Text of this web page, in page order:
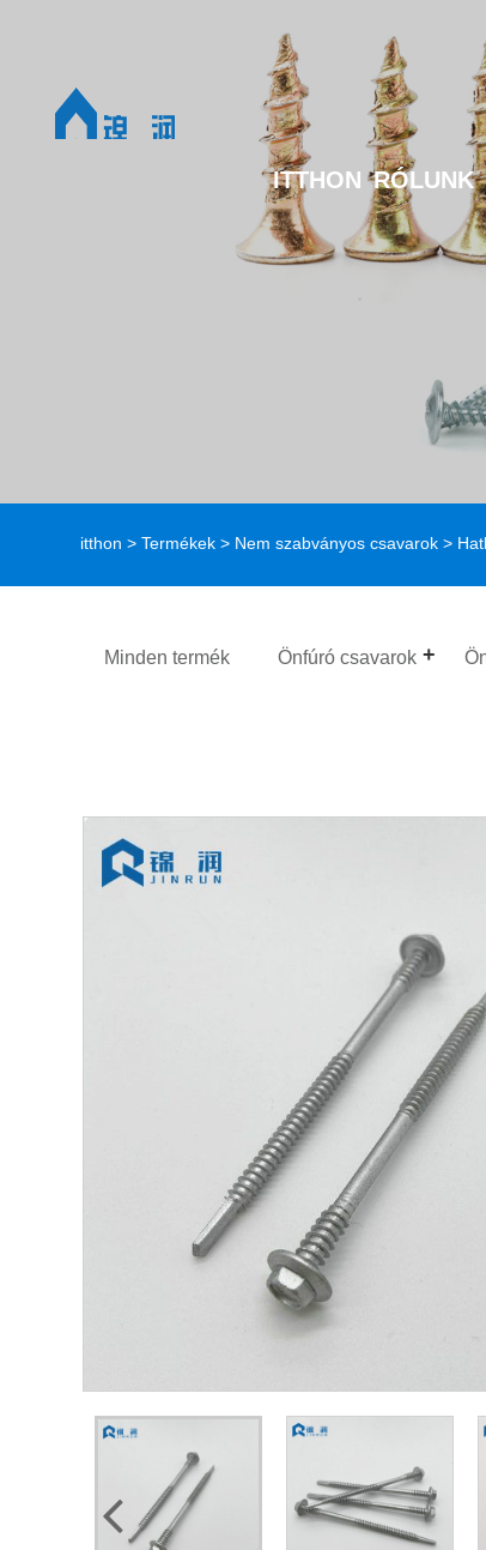
ITTHON RÓLUNK
itthon > Termékek > Nem szabványos csavarok >
Minden termék Önfúró csavarok